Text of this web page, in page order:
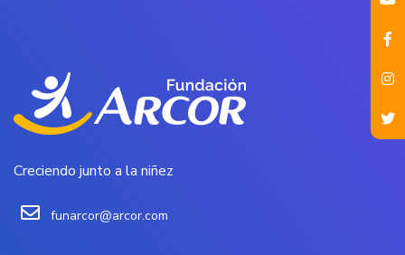
Creciendo junto a la niñez
funarcor@arcor.com